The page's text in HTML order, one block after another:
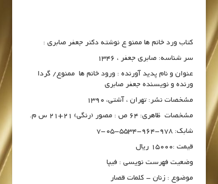
کتاب ورد خانم ها ممنو ع نوشته دکتر جعفر صابری :
سر شناسه: صابری جعفر ، 1346
عنوان و نام پدید آورنده : ورود خانم ها ممنوع/ گردا
ورنده و نویسنده جعفر صابری
مشخصات نشر: تهران ، آشتی، 1390
مشخصات ظاهری: 64 ص : مصور (رنگی) 21+21 س م.
شابک: 978-964-5534-05-7
قیمت :15000 ریال
وضعیت فهرست نویسی : فیپا
موضوع : زنان – کلمات قصار